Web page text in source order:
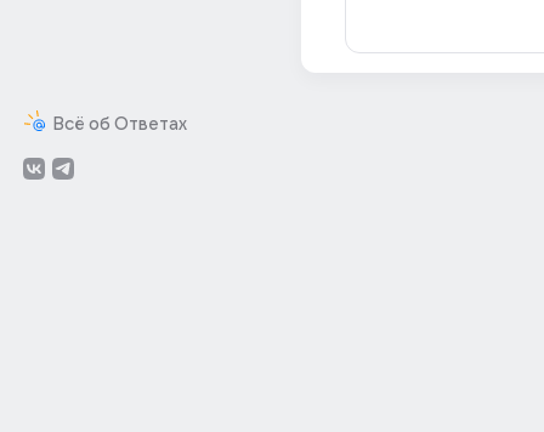
Всё об Ответах